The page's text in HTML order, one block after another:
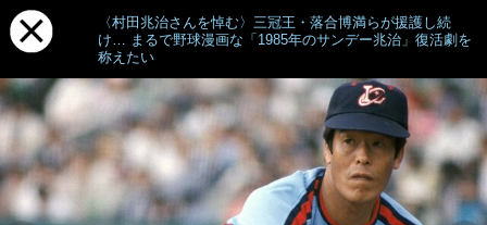
〈村田兆治さんを悼む〉三冠王・落合博満らが援護し続
け… まるで野球漫画な「1985年のサンデー兆治」復活劇を
称えたい